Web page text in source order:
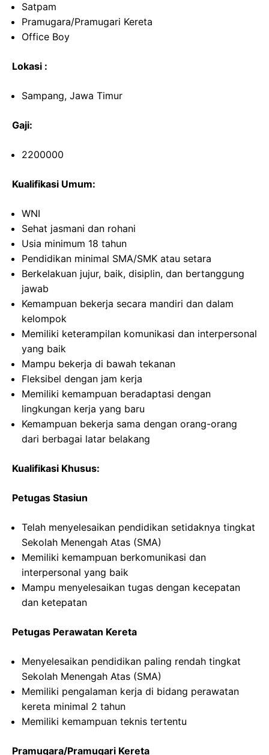
Satpam
Pramugara/Pramugari Kereta
Office Boy
Lokasi :
Sampang, Jawa Timur
Gaji:
2200000
Kualifikasi Umum:
WNI
Sehat jasmani dan rohani
Usia minimum 18 tahun
Pendidikan minimal SMA/SMK atau setara
Berkelakuan jujur, baik, disiplin, dan bertanggung
jawab
Kemampuan bekerja secara mandiri dan dalam
kelompok
Memiliki keterampilan komunikasi dan interpersonal
yang baik
Mampu bekerja di bawah tekanan
Fleksibel dengan jam kerja
Memiliki kemampuan beradaptasi dengan
lingkungan kerja yang baru
Kemampuan bekerja sama dengan orang-orang
dari berbagai latar belakang
Kualifikasi Khusus:
Petugas Stasiun
Telah menyelesaikan pendidikan setidaknya tingkat
Sekolah Menengah Atas (SMA)
Memiliki kemampuan berkomunikasi dan
interpersonal yang baik
Mampu menyelesaikan tugas dengan kecepatan
dan ketepatan
Petugas Perawatan Kereta
Menyelesaikan pendidikan paling rendah tingkat
Sekolah Menengah Atas (SMA)
Memiliki pengalaman kerja di bidang perawatan
kereta minimal 2 tahun
Memiliki kemampuan teknis tertentu
Pramugara/Pramugari Kereta